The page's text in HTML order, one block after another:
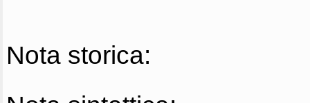
Nota storica: